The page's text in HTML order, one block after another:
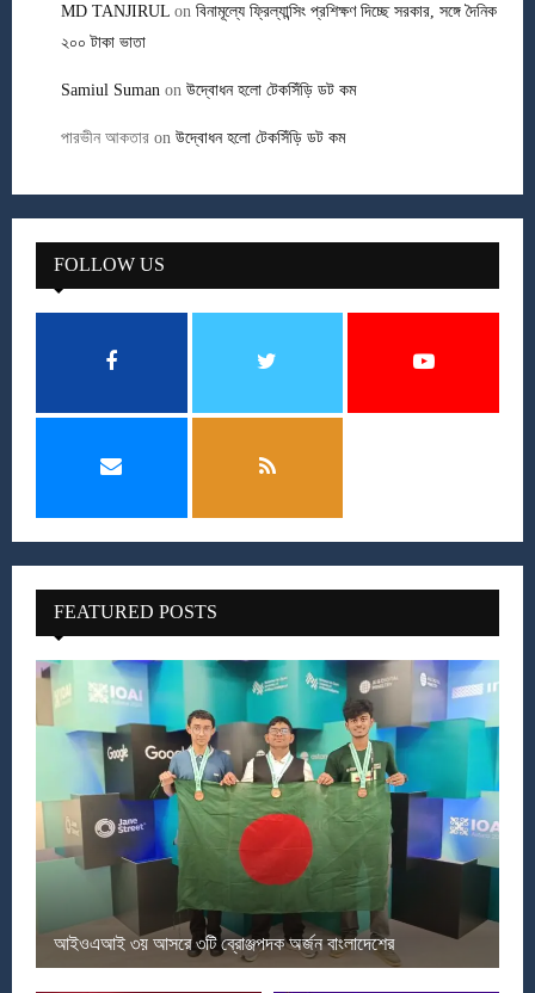
MD TANJIRUL on বিনামূল্যে ফ্রিল্যান্সিং প্রশিক্ষণ দিচ্ছে সরকার, সঙ্গে দৈনিক
২০০ টাকা ভাতা
Samiul Suman on উদ্বোধন হলো টেকসিঁড়ি ডট কম
পারভীন আকতার on উদ্বোধন হলো টেকসিঁড়ি ডট কম
FOLLOW US
FEATURED POSTS
আইওএআই ৩য় আসরে ৩টি ব্রোঞ্জপদক অর্জন বাংলাদেশের